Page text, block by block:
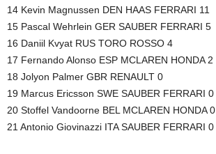
14 Kevin Magnussen DEN HAAS FERRARI 11
15 Pascal Wehrlein GER SAUBER FERRARI 5
16 Daniil Kvyat RUS TORO ROSSO 4
17 Fernando Alonso ESP MCLAREN HONDA 2
18 Jolyon Palmer GBR RENAULT 0
19 Marcus Ericsson SWE SAUBER FERRARI 0
20 Stoffel Vandoorne BEL MCLAREN HONDA 0
21 Antonio Giovinazzi ITA SAUBER FERRARI 0